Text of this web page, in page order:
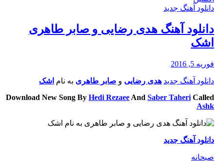
دانلود آهنگ جدید
دانلود آهنگ هدی رضایی و صابر طاهری
اشک
فوریه 5, 2016
دانلود آهنگ جدید هدی رضایی و صابر طاهری به نام اشک
Download New Song By Hedi Rezaee And Saber Taheri Called
Ashk
دانلود آهنگ جدید
صبحانه